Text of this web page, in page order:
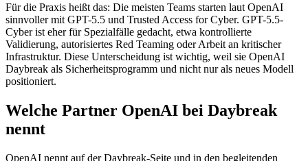
Für die Praxis heißt das: Die meisten Teams starten laut OpenAI
sinnvoller mit GPT-5.5 und Trusted Access for Cyber. GPT-5.5-
Cyber ist eher für Spezialfälle gedacht, etwa kontrollierte
Validierung, autorisiertes Red Teaming oder Arbeit an kritischer
Infrastruktur. Diese Unterscheidung ist wichtig, weil sie OpenAI
Daybreak als Sicherheitsprogramm und nicht nur als neues Modell
positioniert.
Welche Partner OpenAI bei Daybreak
nennt
OpenAI nennt auf der Daybreak-Seite und in den begleitenden